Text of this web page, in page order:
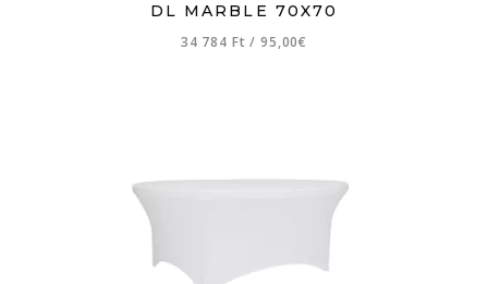
DL MARBLE 70X70
34 784 Ft/ 95,00€